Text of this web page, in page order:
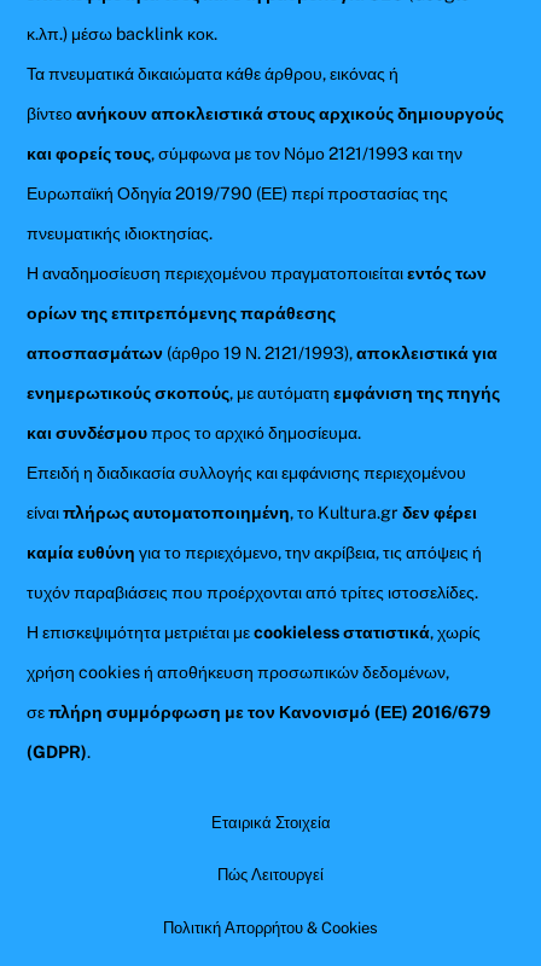
κ.λπ.) μέσω backlink κοκ.
Τα πνευματικά δικαιώματα κάθε άρθρου, εικόνας ή
βίντεοανήκουν αποκλειστικά στους αρχικούς δημιουργούς
και φορείς τους, σύμφωνα με τον Νόμο 2121/1993 και την
Ευρωπαϊκή Οδηγία 2019/790 (ΕΕ) περί προστασίας της
πνευματικής ιδιοκτησίας.
Η αναδημοσίευση περιεχομένου πραγματοποιείταιεντός των
ορίων της επιτρεπόμενης παράθεσης
αποσπασμάτων (άρθρο 19 Ν. 2121/1993),αποκλειστικά για
ενημερωτικούς σκοπούς, με αυτόματηεμφάνιση της πηγής
και συνδέσμουπρος το αρχικό δημοσίευμα.
Επειδή η διαδικασία συλλογής και εμφάνισης περιεχομένου
είναιπλήρως αυτοματοποιημένη, το Kultura.grδεν φέρει
καμία ευθύνη για το περιεχόμενο, την ακρίβεια, τις απόψεις ή
τυχόν παραβιάσεις που προέρχονται από τρίτες ιστοσελίδες.
Η επισκεψιμότητα μετριέται μεcookieless στατιστικά, χωρίς
χρήση cookies ή αποθήκευση προσωπικών δεδομένων,
σεπλήρη συμμόρφωση με τον Κανονισμό (ΕΕ) 2016/679
(GDPR).
Εταιρικά Στοιχεία
Πώς Λειτουργεί
Πολιτική Απορρήτου & Cookies